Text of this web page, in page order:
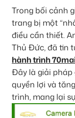
Trong bối cảnh
trang bị một
điều cần thiết.
Thủ Đức, đã tin
hành trình
Đây là giải pháp
quyền lợi và
trình, mang lại